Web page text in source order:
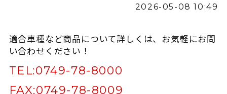
2026-05-08 10:49
適合車種など商品について詳しくは、お気軽にお問
い合わせください！
TEL:0749-78-8000
FAX:0749-78-8009